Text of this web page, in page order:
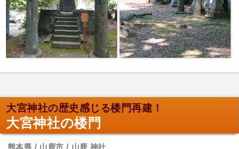
大宮神社の歴史感じる楼門再建！
大宮神社の楼門
熊本県 / 山鹿市 / 山鹿 神社